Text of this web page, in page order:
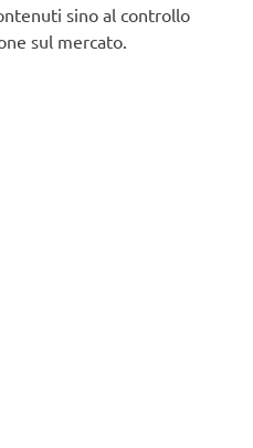
sino al controllo
sul mercato.